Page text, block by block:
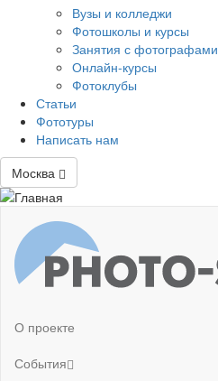
Вузы и колледжи
Фотошколы и курсы
Занятия с фотографами
Онлайн-курсы
Фотоклубы
Статьи
Фототуры
Написать нам
Москва
О проекте
События